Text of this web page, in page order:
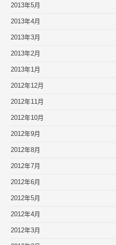
2013年5月
2013年4月
2013年3月
2013年2月
2013年1月
2012年12月
2012年11月
2012年10月
2012年9月
2012年8月
2012年7月
2012年6月
2012年5月
2012年4月
2012年3月